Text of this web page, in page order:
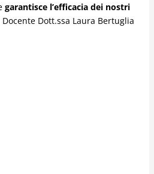
garantisce l’efficacia dei nostri
Dott.ssa Laura Bertuglia